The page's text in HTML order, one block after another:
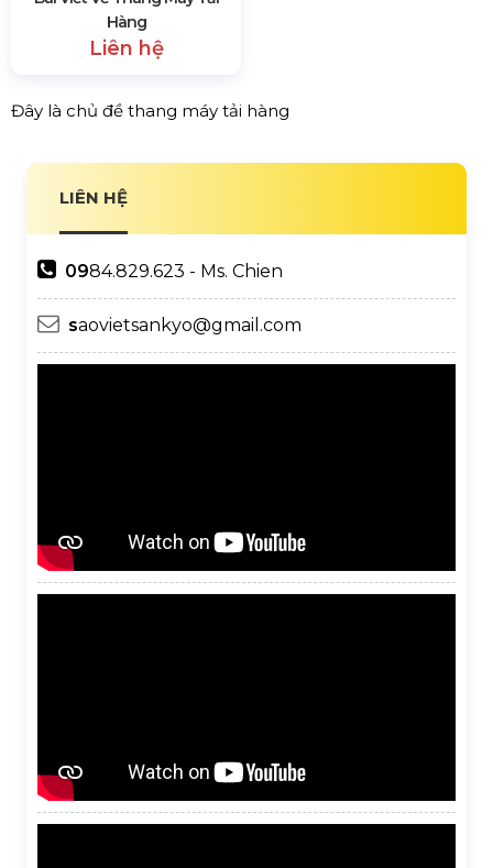
Hàng
Liên hệ
Đây là chủ đề thang máy tải hàng
LIÊN HỆ
0984.829.623 - Ms. Chien
saovietsankyo@gmail.com